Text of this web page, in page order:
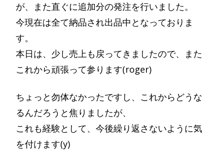
が、また直ぐに追加分の発注を行いました。
今現在は全て納品され出品中となっておりま
す。
本日は、少し売上も戻ってきましたので、また
これから頑張って参ります(roger)
ちょっと勿体なかったですし、これからどうな
るんだろうと焦りましたが、
これも経験として、今後繰り返さないように気
を付けます(y)